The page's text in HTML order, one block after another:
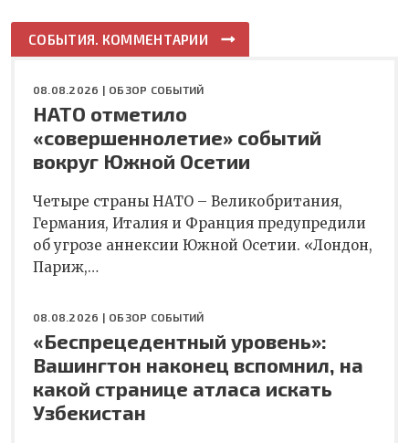
СОБЫТИЯ. КОММЕНТАРИИ
08.08.2026 | ОБЗОР СОБЫТИЙ
НАТО отметило
«совершеннолетие» событий
вокруг Южной Осетии
Четыре страны НАТО – Великобритания,
Германия, Италия и Франция предупредили
об угрозе аннексии Южной Осетии. «Лондон,
Париж,…
08.08.2026 | ОБЗОР СОБЫТИЙ
«Беспрецедентный уровень»:
Вашингтон наконец вспомнил, на
какой странице атласа искать
Узбекистан